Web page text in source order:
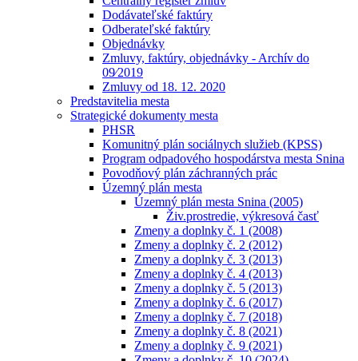
Dodávateľské faktúry
Odberateľské faktúry
Objednávky
Zmluvy, faktúry, objednávky - Archív do
09⁄2019
Zmluvy od 18. 12. 2020
Predstavitelia mesta
Strategické dokumenty mesta
PHSR
Komunitný plán sociálnych služieb (KPSS)
Program odpadového hospodárstva mesta Snina
Povodňový plán záchranných prác
Územný plán mesta
Územný plán mesta Snina (2005)
Živ.prostredie, výkresová časť
Zmeny a doplnky č. 1 (2008)
Zmeny a doplnky č. 2 (2012)
Zmeny a doplnky č. 3 (2013)
Zmeny a doplnky č. 4 (2013)
Zmeny a doplnky č. 5 (2013)
Zmeny a doplnky č. 6 (2017)
Zmeny a doplnky č. 7 (2018)
Zmeny a doplnky č. 8 (2021)
Zmeny a doplnky č. 9 (2021)